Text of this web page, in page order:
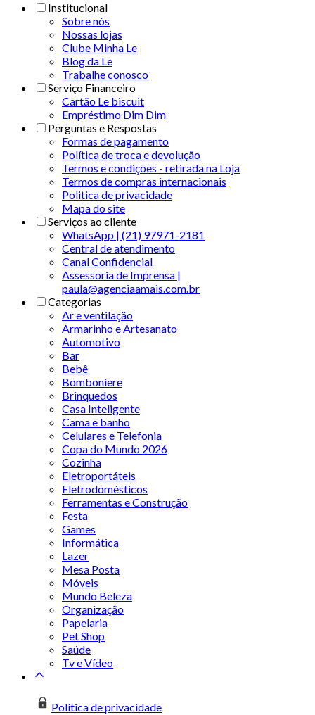
Institucional
Sobre nós
Nossas lojas
Clube Minha Le
Blog da Le
Trabalhe conosco
Serviço Financeiro
Cartão Le biscuit
Empréstimo Dim Dim
Perguntas e Respostas
Formas de pagamento
Política de troca e devolução
Termos e condições - retirada na Loja
Termos de compras internacionais
Politica de privacidade
Mapa do site
Serviços ao cliente
WhatsApp | (21) 97971-2181
Central de atendimento
Canal Confidencial
Assessoria de Imprensa |
paula@agenciaamais.com.br
Categorias
Ar e ventilação
Armarinho e Artesanato
Automotivo
Bar
Bebê
Bomboniere
Brinquedos
Casa Inteligente
Cama e banho
Celulares e Telefonia
Copa do Mundo 2026
Cozinha
Eletroportáteis
Eletrodomésticos
Ferramentas e Construção
Festa
Games
Informática
Lazer
Mesa Posta
Móveis
Mundo Beleza
Organização
Papelaria
Pet Shop
Saúde
Tv e Vídeo
Política de privacidade